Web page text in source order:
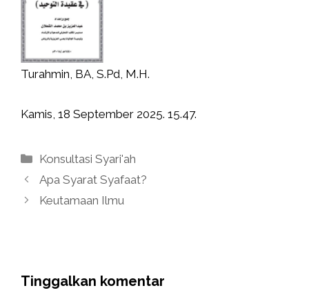
Turahmin, BA, S.Pd, M.H.
Kamis, 18 September 2025. 15.47.
Kategori
Konsultasi Syari'ah
Apa Syarat Syafaat?
Keutamaan Ilmu
Tinggalkan komentar